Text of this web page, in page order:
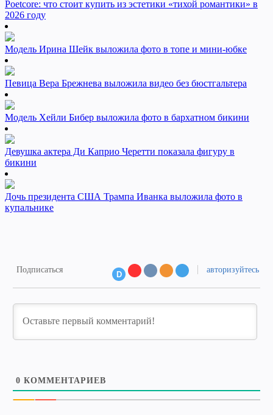
Poetcore: что стоит купить из эстетики «тихой романтики» в
2026 году
Модель Ирина Шейк выложила фото в топе и мини-юбке
Певица Вера Брежнева выложила видео без бюстгальтера
Модель Хейли Бибер выложила фото в бархатном бикини
Девушка актера Ди Каприо Черетти показала фигуру в
бикини
Дочь президента США Трампа Иванка выложила фото в
купальнике
Подписаться
D
авторизуйтесь
0 КОММЕНТАРИЕВ